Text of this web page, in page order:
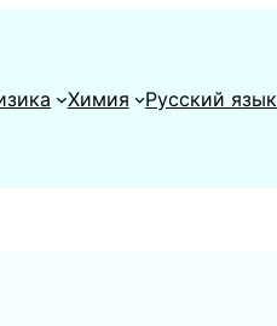
Химия Русский язык